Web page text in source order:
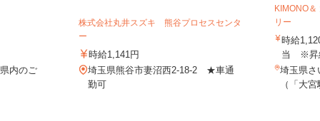
内のご
株式会社丸井スズキ 熊谷プロセスセンタ
ー
時給1,141円
埼玉県熊谷市妻沼西2-18-2 ★車通
勤可
KIMONO
リー
時給
当 ※昇
埼玉県さ
（「大